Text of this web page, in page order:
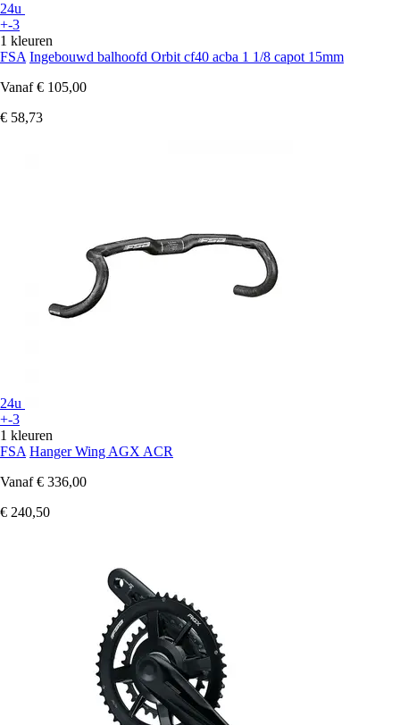
24u
+-3
1 kleuren
FSA Ingebouwd balhoofd Orbit cf40 acba 1 1/8 capot 15mm
Vanaf € 105,00
€ 58,73
24u
+-3
1 kleuren
FSA Hanger Wing AGX ACR
Vanaf € 336,00
€ 240,50